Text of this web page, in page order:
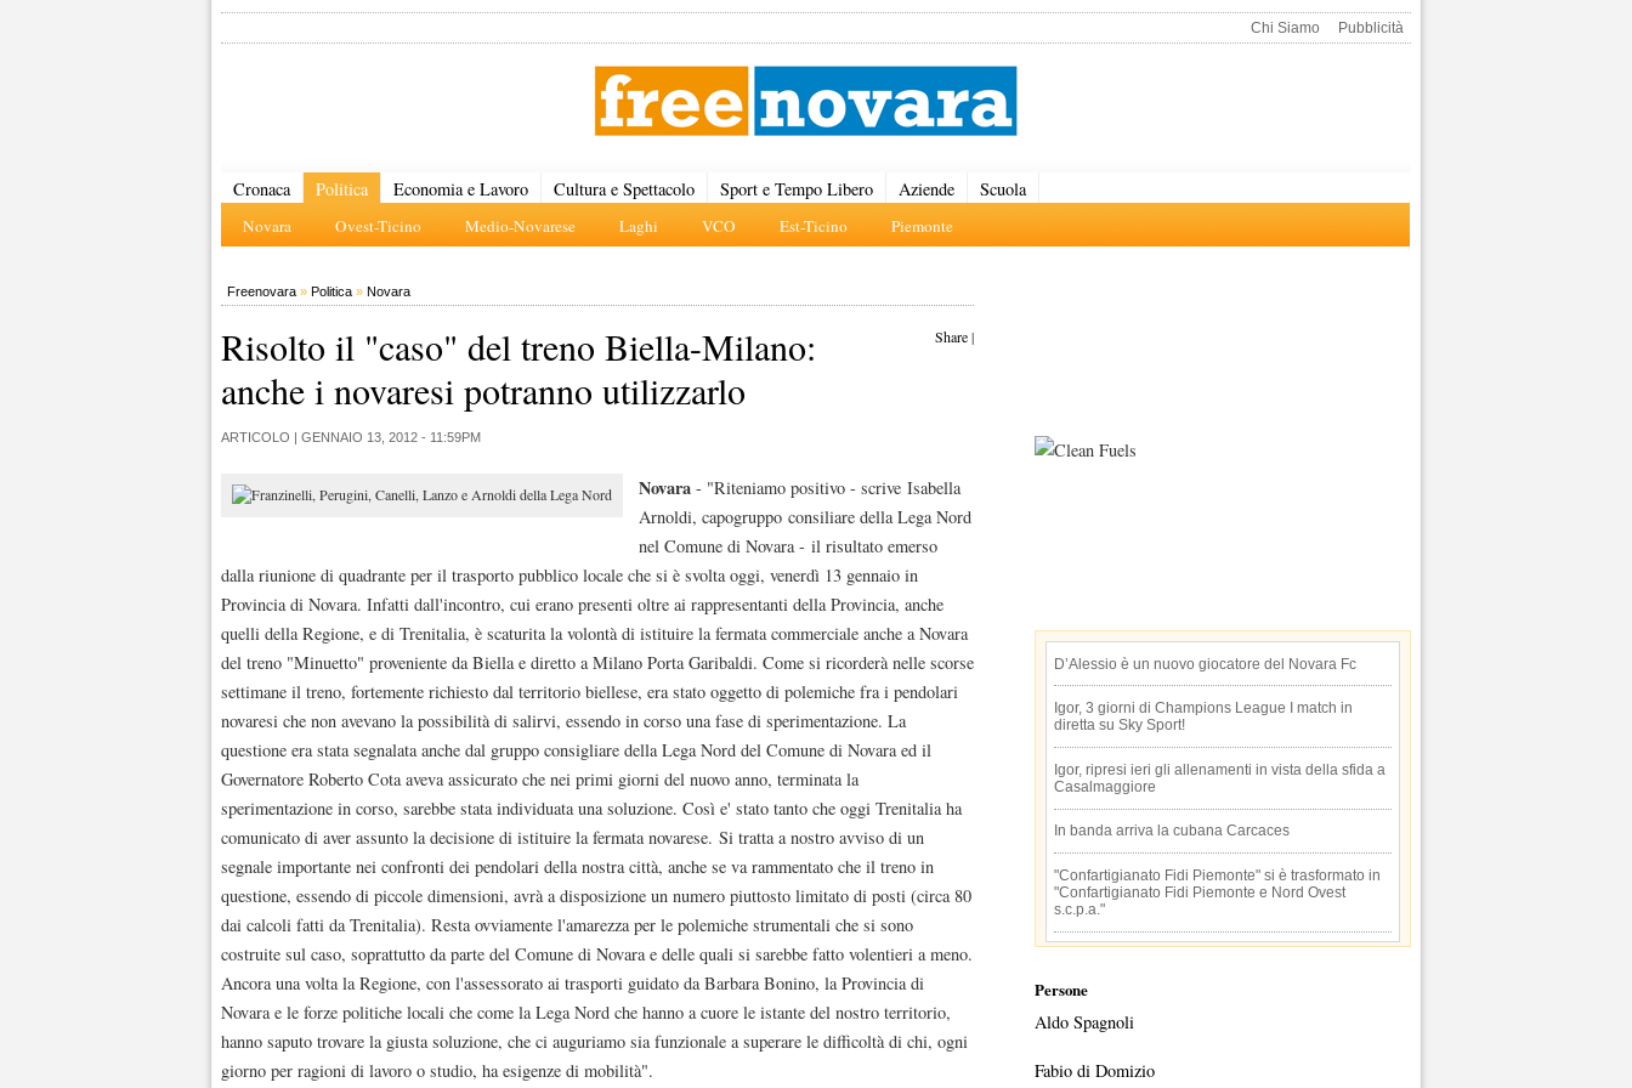
Chi Siamo Pubblicità
Cronaca Politica
Novara Ovest-Ticino Medio-Novarese Laghi VCO Est-Ticino Piemonte
Economia e Lavoro Cultura e Spettacolo Sport e Tempo Libero Aziende Scuola
Freenovara » Politica » Novara
Share|
Risolto il "caso" del treno Biella-Milano:
anche i novaresi potranno utilizzarlo
ARTICOLO | GENNAIO 13, 2012 - 11:59PM
Novara - "Riteniamo positivo - scrive Isabella
Arnoldi, capogruppo consiliare della Lega Nord
nel Comune di Novara - il risultato emerso
dalla riunione di quadrante per il trasporto pubblico locale che si è svolta oggi, venerdì 13 gennaio in
Provincia di Novara. Infatti dall'incontro, cui erano presenti oltre ai rappresentanti della Provincia, anche
quelli della Regione, e di Trenitalia, è scaturita la volontà di istituire la fermata commerciale anche a Novara
del treno "Minuetto" proveniente da Biella e diretto a Milano Porta Garibaldi. Come si ricorderà nelle scorse
settimane il treno, fortemente richiesto dal territorio biellese, era stato oggetto di polemiche fra i pendolari
novaresi che non avevano la possibilità di salirvi, essendo in corso una fase di sperimentazione. La
questione era stata segnalata anche dal gruppo consigliare della Lega Nord del Comune di Novara ed il
Governatore Roberto Cota aveva assicurato che nei primi giorni del nuovo anno, terminata la
sperimentazione in corso, sarebbe stata individuata una soluzione. Così e' stato tanto che oggi Trenitalia ha
comunicato di aver assunto la decisione di istituire la fermata novarese. Si tratta a nostro avviso di un
segnale importante nei confronti dei pendolari della nostra città, anche se va rammentato che il treno in
questione, essendo di piccole dimensioni, avrà a disposizione un numero piuttosto limitato di posti (circa 80
dai calcoli fatti da Trenitalia). Resta ovviamente l'amarezza per le polemiche strumentali che si sono
costruite sul caso, soprattutto da parte del Comune di Novara e delle quali si sarebbe fatto volentieri a meno.
Ancora una volta la Regione, con l'assessorato ai trasporti guidato da Barbara Bonino, la Provincia di
Novara e le forze politiche locali che come la Lega Nord che hanno a cuore le istante del nostro territorio,
hanno saputo trovare la giusta soluzione, che ci auguriamo sia funzionale a superare le difficoltà di chi, ogni
giorno per ragioni di lavoro o studio, ha esigenze di mobilità".
D’Alessio è un nuovo giocatore del Novara Fc
Igor, 3 giorni di Champions League I match in
diretta su Sky Sport!
Igor, ripresi ieri gli allenamenti in vista della sfida a
Casalmaggiore
In banda arriva la cubana Carcaces
"Confartigianato Fidi Piemonte" si è trasformato in
"Confartigianato Fidi Piemonte e Nord Ovest
s.c.p.a."
Persone
Aldo Spagnoli
Fabio di Domizio